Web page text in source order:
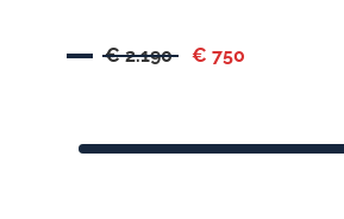
€ 2.190 € 750